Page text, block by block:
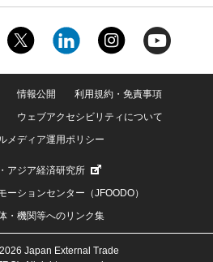
情報公開
利用規約・免責事項
ウェブアクセシビリティについて
メディア運用ポリシー
アジア経済研究所
ーションセンター（JFOODO）
・機関等へのリンク集
Japan External Trade